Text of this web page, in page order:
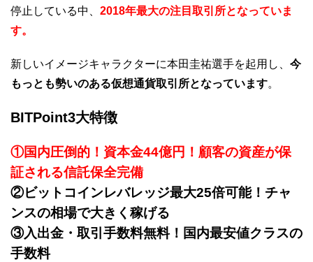
停止している中、 2018年最大の注目取引所となっていま
す。
新しいイメージキャラクターに本田圭祐選手を起用し、 今
もっとも勢いのある仮想通貨取引所となっています。
BITPoint3大特徴
①国内圧倒的！資本金44億円！顧客の資産が保
証される信託保全完備
②ビットコインレバレッジ最大25倍可能！チャ
ンスの相場で大きく稼げる
③入出金・取引手数料無料！国内最安値クラスの
手数料